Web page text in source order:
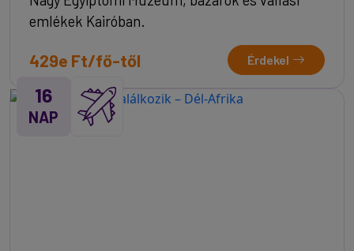
emlékek Kairóban.
429e Ft/fő-től Érdekel
16
NAP